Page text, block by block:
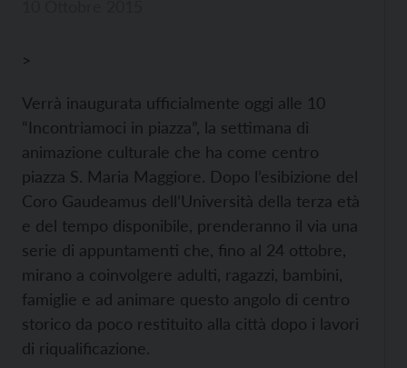
>
Verrà inaugurata ufficialmente oggi alle 10
“Incontriamoci in piazza”, la settimana di
animazione culturale che ha come centro
piazza S. Maria Maggiore. Dopo l’esibizione del
Coro Gaudeamus dell’Università della terza età
e del tempo disponibile, prenderanno il via una
serie di appuntamenti che, fino al 24 ottobre,
mirano a coinvolgere adulti, ragazzi, bambini,
famiglie e ad animare questo angolo di centro
storico da poco restituito alla città dopo i lavori
di riqualificazione.